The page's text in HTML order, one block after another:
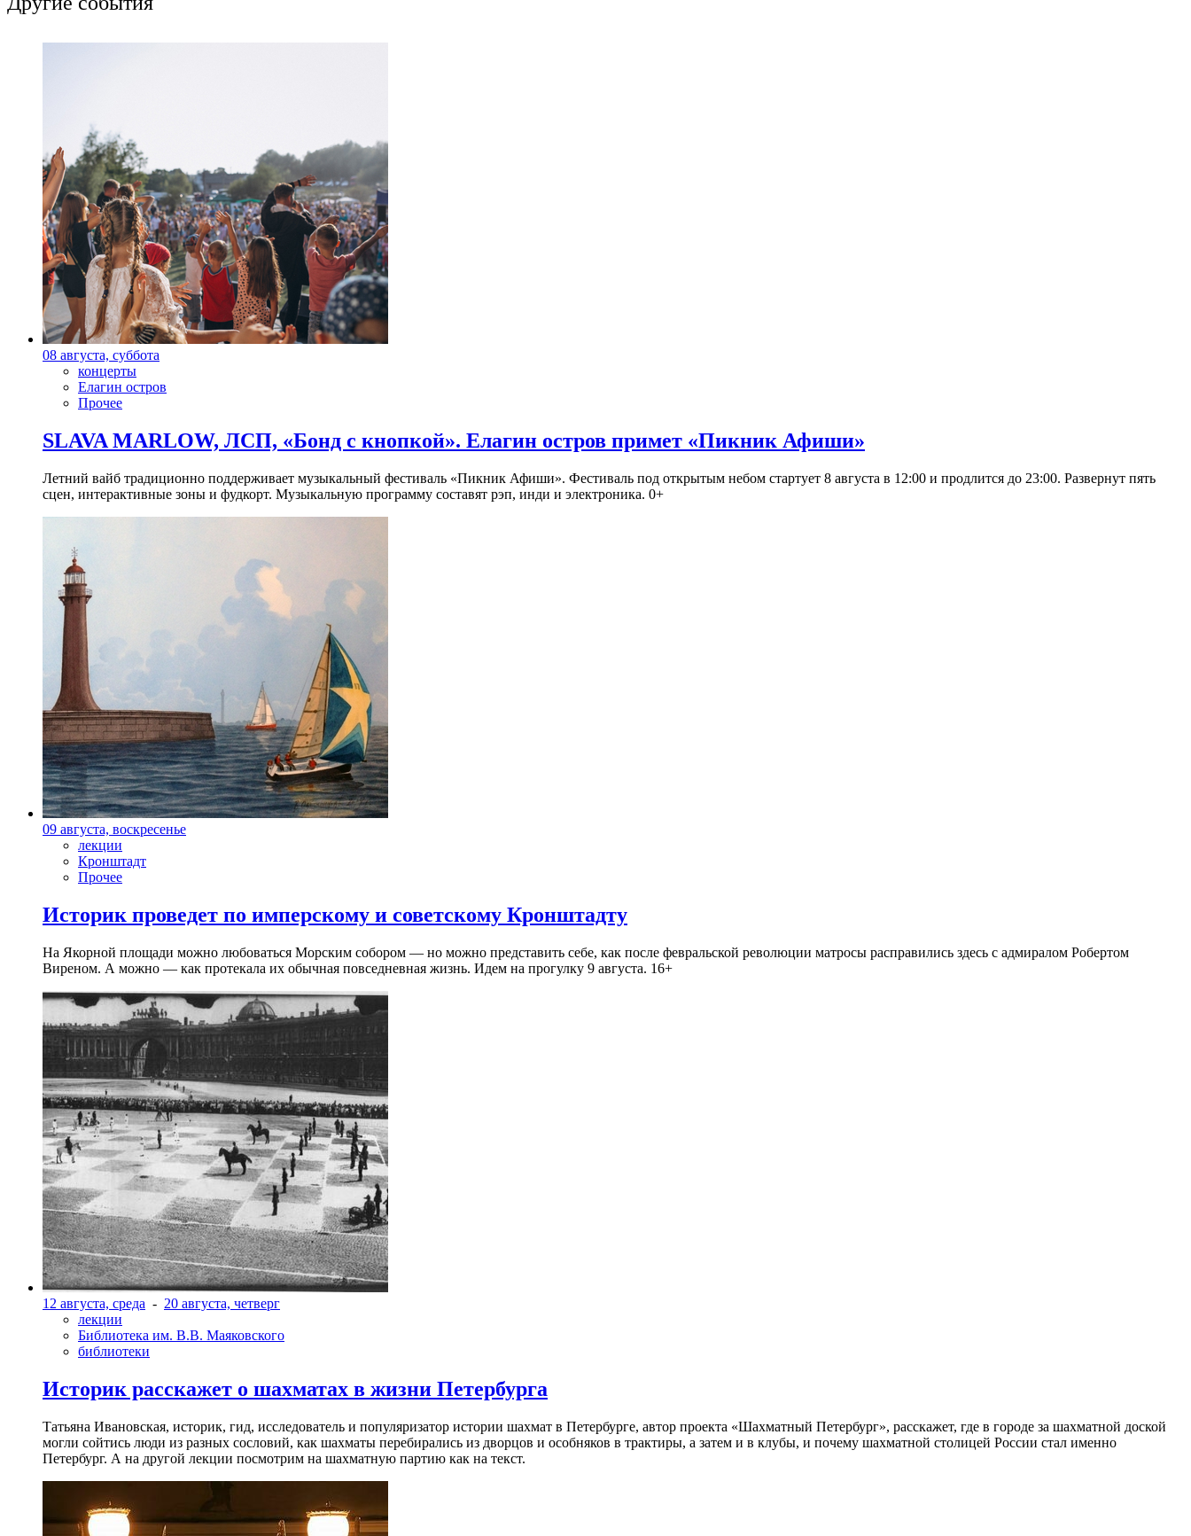
08 августа, суббота
концерты
Елагин остров
Прочее
SLAVA MARLOW, ЛСП, «Бонд с кнопкой». Елагин остров примет «Пикник Афиши»
Летний вайб традиционно поддерживает музыкальный фестиваль «Пикник Афиши». Фестиваль под открытым небом стартует 8 августа в 12:00 и продлится до 23:00. Развернут пять
сцен, интерактивные зоны и фудкорт. Музыкальную программу составят рэп, инди и электроника. 0+
09 августа, воскресенье
лекции
Кронштадт
Прочее
Историк проведет по имперскому и советскому Кронштадту
На Якорной площади можно любоваться Морским собором — но можно представить себе, как после февральской революции матросы расправились здесь с адмиралом Робертом
Виреном. А можно — как протекала их обычная повседневная жизнь. Идем на прогулку 9 августа. 16+
12 августа, среда - 20 августа, четверг
лекции
Библиотека им. В.В. Маяковского
библиотеки
Историк расскажет о шахматах в жизни Петербурга
Татьяна Ивановская, историк, гид, исследователь и популяризатор истории шахмат в Петербурге, автор проекта «Шахматный Петербург», расскажет, где в городе за шахматной доской
могли сойтись люди из разных сословий, как шахматы перебирались из дворцов и особняков в трактиры, а затем и в клубы, и почему шахматной столицей России стал именно
Петербург. А на другой лекции посмотрим на шахматную партию как на текст.